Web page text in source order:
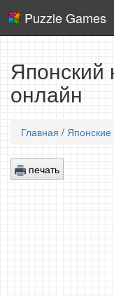
Puzzle Games
Японский
онлайн
Главная / Японские
печать